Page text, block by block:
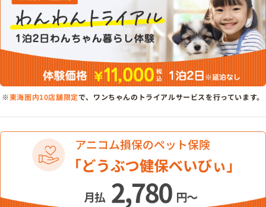
※東海圏内10店舗限定で、ワンちゃんのトライアルサービスを行っています。